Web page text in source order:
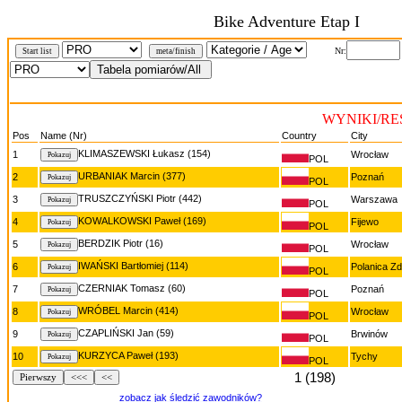
Bike Adventure Etap I
Start list meta/finish Nr:
WYNIKI/
Pos Name (Nr) Country
City
1
KLIMASZEWSKI Łukasz (154) POL Wrocław
2 URBANIAK Marcin (377) POL Poznań
3 TRUSZCZYŃSKI Piotr (442) POL Warszawa
4 KOWALKOWSKI Paweł (169) POL Fijewo
5 BERDZIK Piotr (16) POL Wrocław
6 IWAŃSKI Bartłomiej (114) POL Polanica
7 CZERNIAK Tomasz (60) POL Poznań
8 WRÓBEL Marcin (414) POL Wrocław
9 CZAPLIŃSKI Jan (59) POL Brwinów
10 KURZYCA Paweł (193) POL Tychy
Pierwszy <<< << 1 (198)
zobacz jak śledzić zawodników?